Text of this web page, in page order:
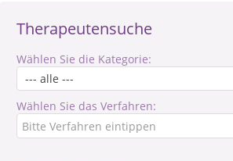
Therapeutensuche
Wählen Sie die Kategorie:
Wählen Sie das Verfahren: